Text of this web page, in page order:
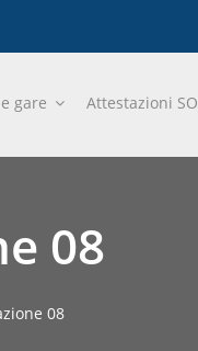
gare Attestazioni
08
08